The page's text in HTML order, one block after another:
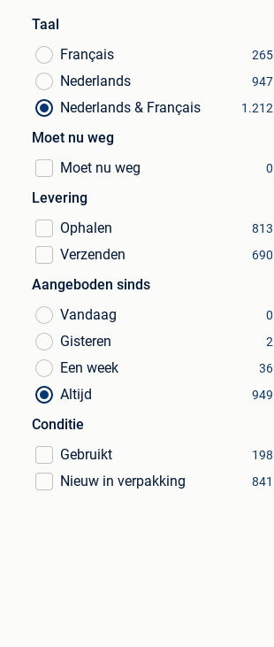
Taal
Français
265
Nederlands 947
Nederlands & Français 1.212
Moet nu weg
Moet nu weg
0
Levering
Ophalen
813
Verzenden 690
Aangeboden sinds
Vandaag
0
Gisteren 2
Een week 36
Altijd 949
Conditie
Gebruikt
198
Nieuw in verpakking 841